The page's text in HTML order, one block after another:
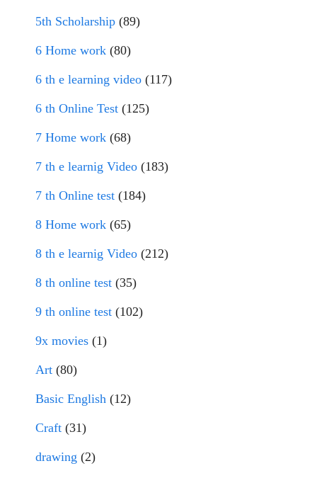
5th Scholarship (89)
6 Home work (80)
6 th e learning video (117)
6 th Online Test (125)
7 Home work (68)
7 th e learnig Video (183)
7 th Online test (184)
8 Home work (65)
8 th e learnig Video (212)
8 th online test (35)
9 th online test (102)
9x movies (1)
Art (80)
Basic English (12)
Craft (31)
drawing (2)